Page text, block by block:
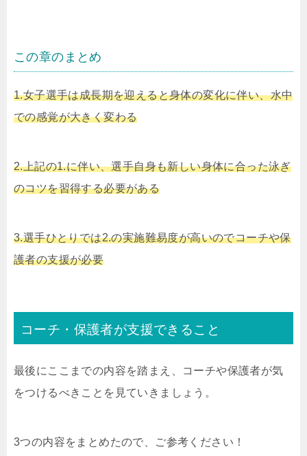
この章のまとめ
1.女子選手は成長期を迎えると身体の変化に伴い、水中
での感覚が大きく変わる
2.上記の1.に伴い、選手自身も新しい身体に合った泳ぎ
のコツを習得する必要がある
3.選手ひとりでは2.の実施難易度が高いのでコーチや保
護者の支援が必要
コーチ・保護者が支援できること
最後にここまでの内容を踏まえ、コーチや保護者が気
をつけるべきことを見ていきましょう。
3つの内容をまとめたので、ご参考ください！